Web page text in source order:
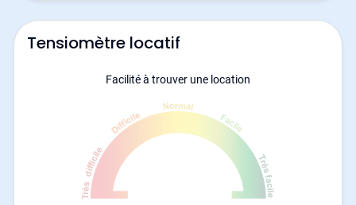
Tensiomètre locatif
Facilité à trouver une location